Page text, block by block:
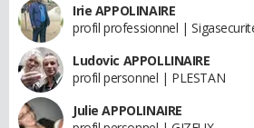
Irie APPOLINAIRE
profil professionnel |
Ludovic APPOLLINAIRE
profil personnel | PLESTAN
Julie APPOLINAIRE